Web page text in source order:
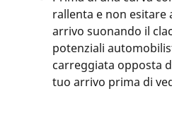
rallenta e non esitare
arrivo suonando il
potenziali
carreggiata opposta
tuo arrivo prima di